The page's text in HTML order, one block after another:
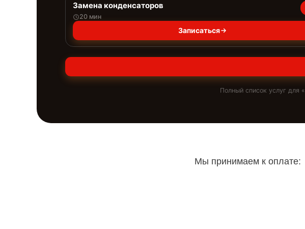
Замена конденсаторов
20 мин
Записаться
Полный список услуг для «
Мы принимаем к оплате: